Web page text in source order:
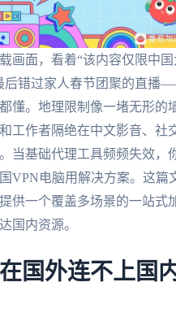
画面，看着“该内容仅限中国
后错过家人春节团聚的直播
懂。地理限制像一堵无形的
工作者隔绝在中文影音、社
当基础代理工具频频失效，
VPN电脑用解决方案。这篇
供一个覆盖多场景的一站式
国内资源。
国外连不上国